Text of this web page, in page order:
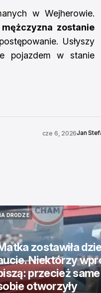
w Wejherowie.
mężczyzna zostanie
Usłyszy
pojazdem w stanie
cze 6, 2026Jan
DRODZE
NA DRODZE
zostawiła
Niektórzy
przecież
otworzyły